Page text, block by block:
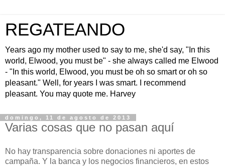
REGATEANDO
Years ago my mother used to say to me, she'd say, "In this
world, Elwood, you must be" - she always called me Elwood
- "In this world, Elwood, you must be oh so smart or oh so
pleasant." Well, for years I was smart. I recommend
pleasant. You may quote me. Harvey
domingo, 11 de agosto de 2013
Varias cosas que no pasan aquí
No hay transparencia sobre donaciones ni aportes de
campaña. Y la banca y los negocios financieros, en estos